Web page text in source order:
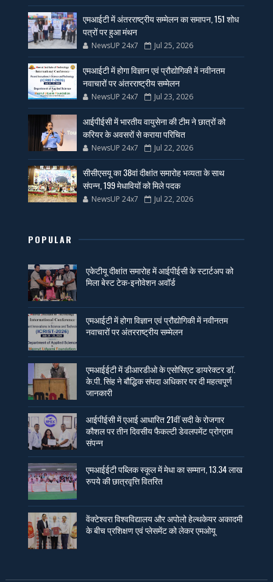
एमआईटी में अंतरराष्ट्रीय सम्मेलन का समापन, 151 शोध
पत्रों पर हुआ मंथन
NewsUP 24x7 Jul 25, 2026
एमआईटी में होगा विज्ञान एवं प्रौद्योगिकी में नवीनतम
नवाचारों पर अंतरराष्ट्रीय सम्मेलन
NewsUP 24x7 Jul 23, 2026
आईपीईसी में भारतीय वायुसेना की टीम ने छात्रों को
करियर के अवसरों से कराया परिचित
NewsUP 24x7 Jul 22, 2026
सीसीएसयू का 38वां दीक्षांत समारोह भव्यता के साथ
संपन्न, 199 मेधावियों को मिले पदक
NewsUP 24x7 Jul 22, 2026
POPULAR
एकेटीयू दीक्षांत समारोह में आईपीईसी के स्टार्टअप को
मिला बेस्ट टेक-इनोवेशन अवॉर्ड
एमआईटी में होगा विज्ञान एवं प्रौद्योगिकी में नवीनतम
नवाचारों पर अंतरराष्ट्रीय सम्मेलन
एमआईईटी में डीआरडीओ के एसोसिएट डायरेक्टर डॉ.
के.पी. सिंह ने बौद्धिक संपदा अधिकार पर दी महत्वपूर्ण
जानकारी
आईपीईसी में एआई आधारित 21वीं सदी के रोजगार
कौशल पर तीन दिवसीय फैकल्टी डेवलपमेंट प्रोग्राम
संपन्न
एमआईईटी पब्लिक स्कूल में मेधा का सम्मान, 13.34 लाख
रुपये की छात्रवृत्ति वितरित
वेंक्टेश्वरा विश्वविद्यालय और अपोलो हेल्थकेयर अकादमी
के बीच प्रशिक्षण एवं प्लेसमेंट को लेकर एमओयू